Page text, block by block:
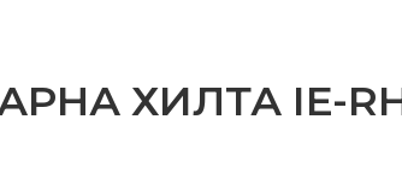
ХИЛТА IE-